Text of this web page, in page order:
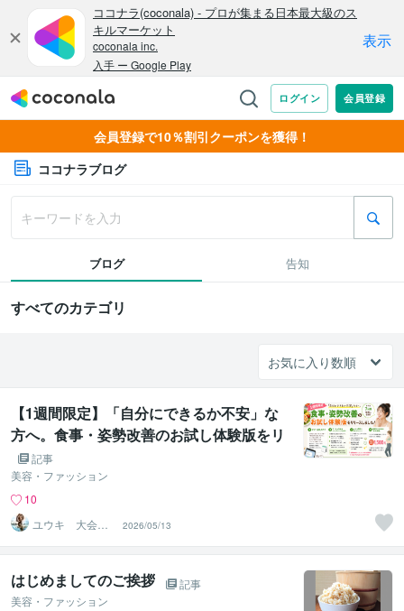
会員登録で10％割引クーポンを獲得！
ココナラブログ
ブログ 告知
すべてのカテゴリ
【1週間限定】「自分にできるか不安」な
方へ。食事・姿勢改善のお試し体験版をリ
リースしました！
記事
美容・ファッション
10
ユウキ 大会優
勝トレーナー×元
教員
2026/05/13
はじめましてのご挨拶
記事
美容・ファッション